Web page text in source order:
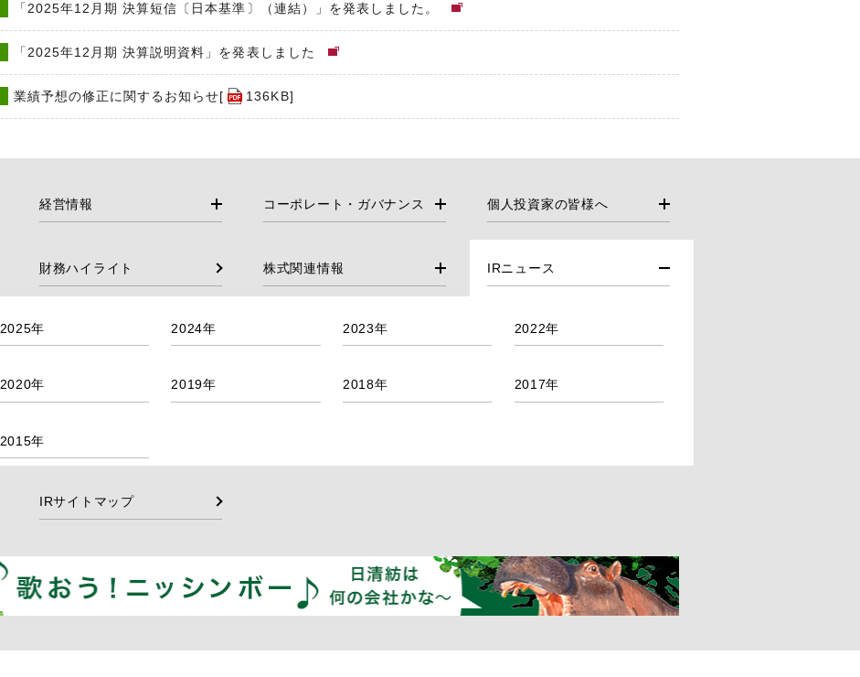
「2025年12月期 決算短信〔日本基準〕（連結）」を発表しました。
「2025年12月期 決算説明資料」を発表しました
業績予想の修正に関するお知らせ[ 136KB]
経営情報 コーポレート・ガバナンス 個人投資家の皆様へ
財務ハイライト 株式関連情報 IRニュース
2025年 2024年 2023年 2022年
2020年 2019年 2018年 2017年
2015年
IRサイトマップ